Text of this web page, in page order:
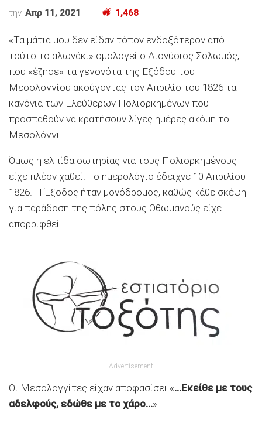
την Απρ 11, 2021 1,468
«Τα μάτια μου δεν είδαν τόπον ενδοξότερον από
τούτο το αλωνάκι» ομολογεί ο Διονύσιος Σολωμός,
που «έζησε» τα γεγονότα της Εξόδου του
Μεσολογγίου ακούγοντας τον Απριλίο του 1826 τα
κανόνια των Ελεύθερων Πολιορκημένων που
προσπαθούν να κρατήσουν λίγες ημέρες ακόμη το
Μεσολόγγι.
Όμως η ελπίδα σωτηρίας για τους Πολιορκημένους
είχε πλέον χαθεί. Το ημερολόγιο έδειχνε 10 Απριλίου
1826. Η Έξοδος ήταν μονόδρομος, καθώς κάθε σκέψη
για παράδοση της πόλης στους Οθωμανούς είχε
απορριφθεί.
Advertisement
Οι Μεσολογγίτες είχαν αποφασίσει «…Εκείθε με τους
αδελφούς, εδώθε με το χάρο…».